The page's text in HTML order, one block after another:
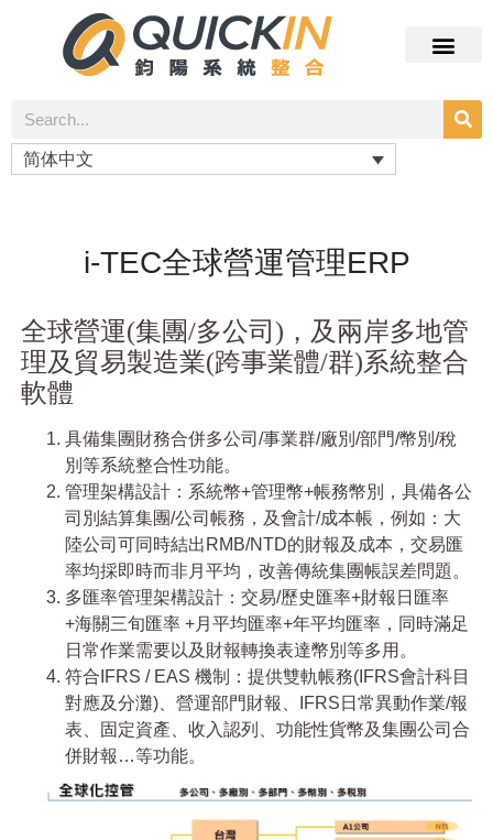
简体中文
i-TEC全球營運管理ERP
全球營運(集團/多公司)，及兩岸多地管
理及貿易製造業(跨事業體/群)系統整合
軟體
具備集團財務合併多公司/事業群/廠別/部門/幣別/稅
別等系統整合性功能。
管理架構設計：系統幣+管理幣+帳務幣別，具備各公
司別結算集團/公司帳務，及會計/成本帳，例如：大
陸公司可同時結出RMB/NTD的財報及成本，交易匯
率均採即時而非月平均，改善傳統集團帳誤差問題。
多匯率管理架構設計：交易/歷史匯率+財報日匯率
+海關三旬匯率 +月平均匯率+年平均匯率，同時滿足
日常作業需要以及財報轉換表達幣別等多用。
符合IFRS / EAS 機制：提供雙軌帳務(IFRS會計科目
對應及分灘)、營運部門財報、IFRS日常異動作業/報
表、固定資產、收入認列、功能性貨幣及集團公司合
併財報…等功能。